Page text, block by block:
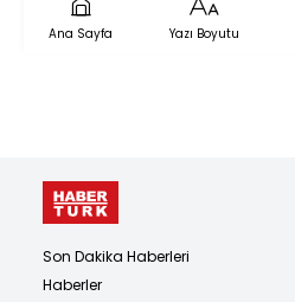
Ana Sayfa Yazı Boyutu
Son Dakika Haberleri
Haberler